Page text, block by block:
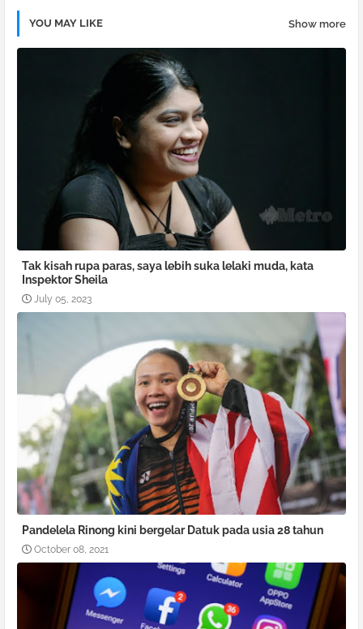
YOU MAY LIKE Show more
Tak kisah rupa paras, saya lebih suka lelaki muda, kata
Inspektor Sheila
July 05, 2023
Pandelela Rinong kini bergelar Datuk pada usia 28 tahun
October 08, 2021